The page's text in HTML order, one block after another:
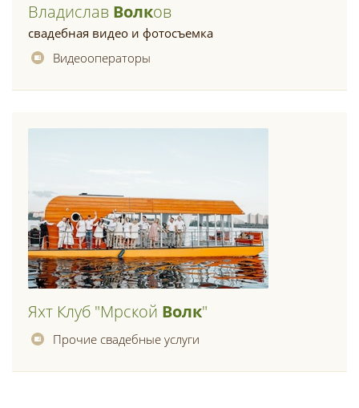
Владислав ВолкОв
свадебная видео и фотосъемка
Видеооператоры
Яхт Клуб "мрской Волк"
Прочие свадебные услуги